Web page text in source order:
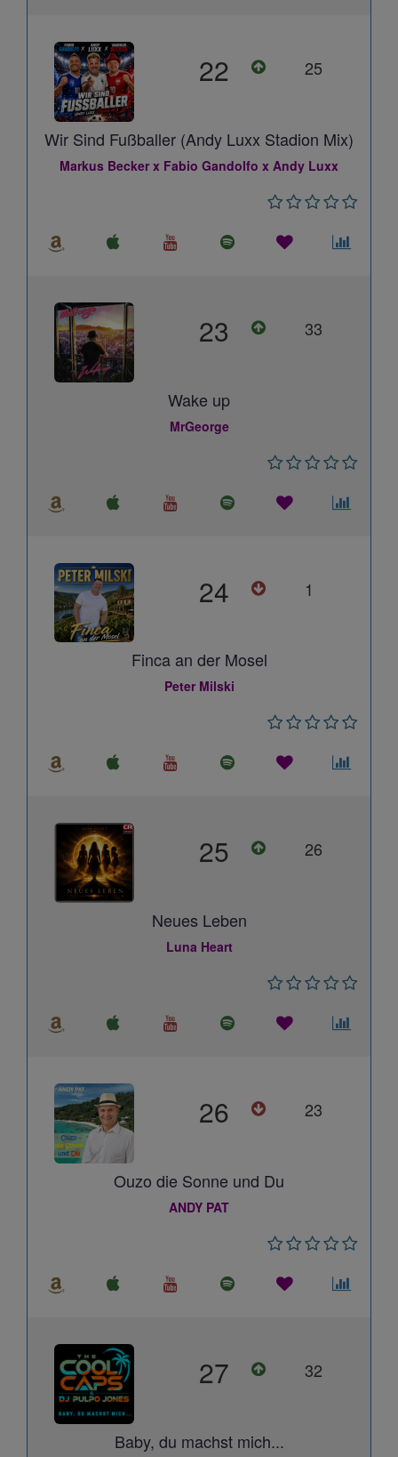
22 25
Wir Sind Fußballer (Andy Luxx Stadion Mix)
Markus Becker x Fabio Gandolfo x Andy Luxx
23 33
Wake up
MrGeorge
24 1
Finca an der Mosel
Peter Milski
25 26
Neues Leben
Luna Heart
26 23
Ouzo die Sonne und Du
ANDY PAT
27 32
Baby, du machst mich...